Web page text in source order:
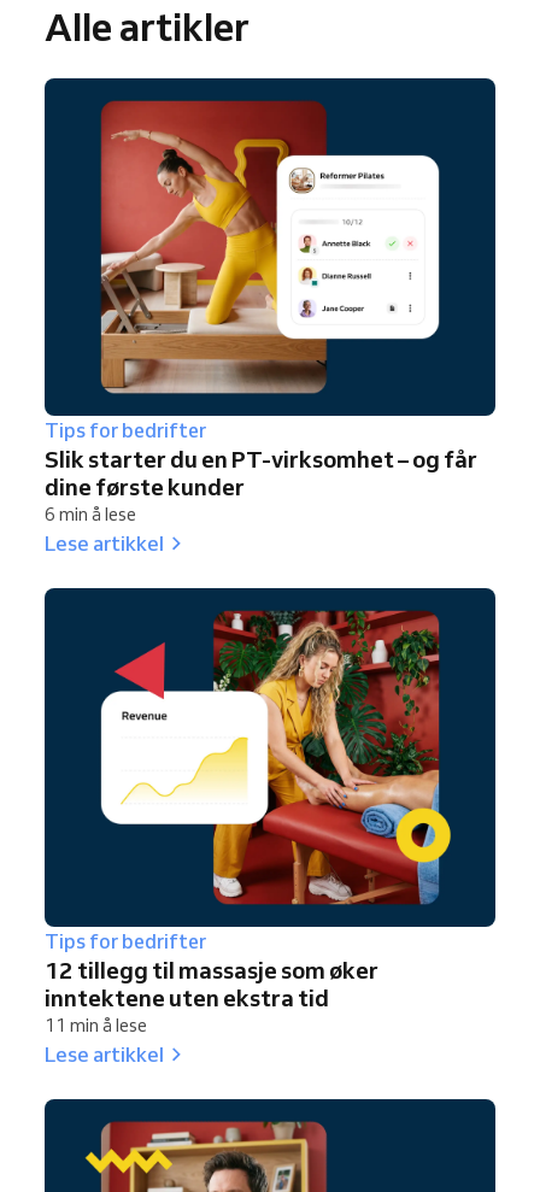
Alle artikler
Tips for bedrifter
Slik starter du en PT-virksomhet – og får
dine første kunder
6 min å lese
Lese artikkel
Tips for bedrifter
12 tillegg til massasje som øker
inntektene uten ekstra tid
11 min å lese
Lese artikkel